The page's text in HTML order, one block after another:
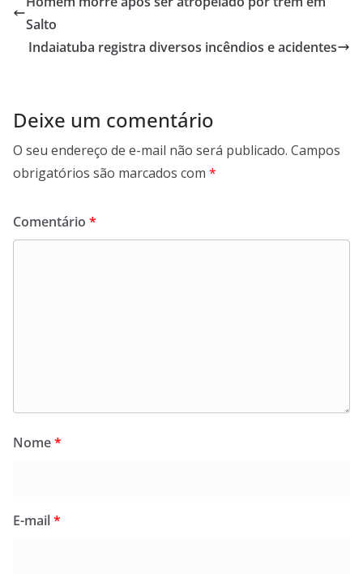
o
o
k
A
p
d
n
r
m
Salto
Indaiatuba registra diversos incêndios e acidentes
Deixe um comentário
O seu endereço de e-mail não será publicado. Campos
obrigatórios são marcados com *
Comentário *
Nome*
E-mail*